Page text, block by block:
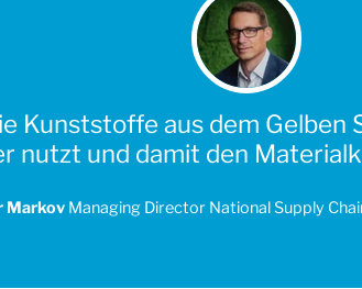
Kunststoffe aus dem
nutzt und damit den
Markov Managing Director National Supply